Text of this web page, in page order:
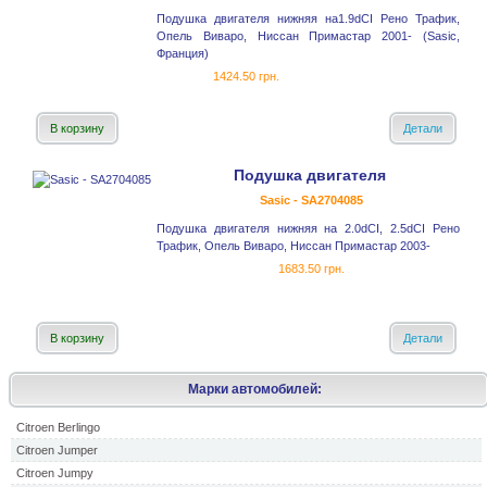
Марки автомобилей:
Citroen Berlingo
Citroen Jumper
Citroen Jumpy
Подушка двигателя нижняя на1.9dCI Рено Трафик,
Опель Виваро, Ниссан Примастар 2001- (Sasic,
Франция)
1424.50 грн.
В корзину Детали
Подушка двигателя
Sasic - SA2704085
Подушка двигателя нижняя на 2.0dCI, 2.5dCI Рено
Трафик, Опель Виваро, Ниссан Примастар 2003-
1683.50 грн.
В корзину Детали